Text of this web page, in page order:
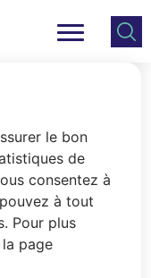
le bon
de
consentez à
à tout
Pour plus
page
Consulter
le plan
Menu principal